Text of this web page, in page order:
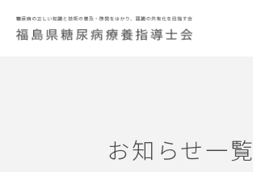
お知らせ一覧